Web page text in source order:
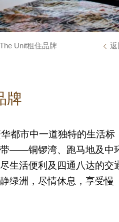
返
The Unit租住品牌
牌
都市中一道独特的生活标
——铜锣湾、跑马地及中
生活便利及四通八达的交
绿洲，尽情休息，享受慢